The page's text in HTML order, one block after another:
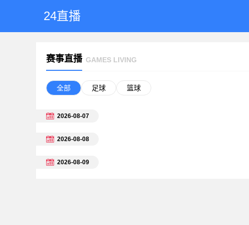
24直播
赛事直播 GAMES LIVING
全部 足球 篮球
2026-08-07
2026-08-08
2026-08-09